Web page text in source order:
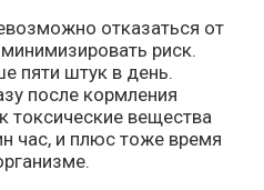
отказаться от
риск.
пяти штук в день.
после кормления
токсические вещества
час, и плюс тоже время